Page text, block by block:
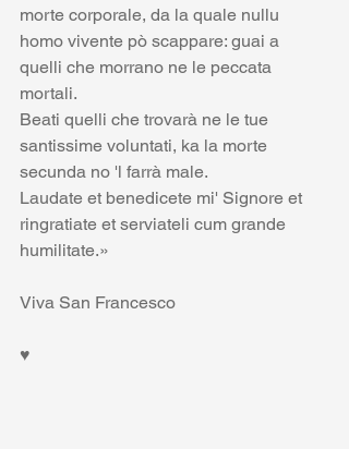
morte corporale, da la quale nullu
homo vivente pò scappare: guai a
quelli che morrano ne le peccata
mortali.
Beati quelli che trovarà ne le tue
santissime voluntati, ka la morte
secunda no 'l farrà male.
Laudate et benedicete mi' Signore et
ringratiate et serviateli cum grande
humilitate.»
Viva San Francesco
♥️